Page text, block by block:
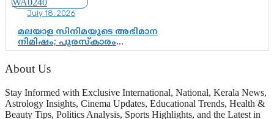
July 18, 2026
മലയാള സിനിമയുടെ അഭിമാന
നിമിഷം; പുരസ്‌കാരം
ആഘോഷമാകട്ടെ, മികവ് ശീലമാകട്ടെ
About Us
Stay Informed with Exclusive International, National, Kerala News,
Astrology Insights, Cinema Updates, Educational Trends, Health &
Beauty Tips, Politics Analysis, Sports Highlights, and the Latest in